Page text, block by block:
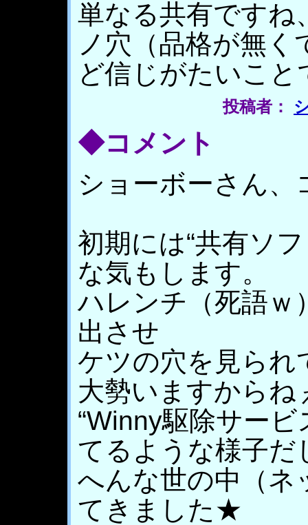
単なる共有ですね
ノ穴（品格が無
ど信じがたいこと
投稿者：
◆コメント
ショーボーさん、
初期には“共有ソ
な気もします。
ハレンチ（死語ｗ
出させ
ケツの穴を見られ
大勢いますから
“Winny駆除サー
てるような様子だ
へんな世の中（ネ
てきました★